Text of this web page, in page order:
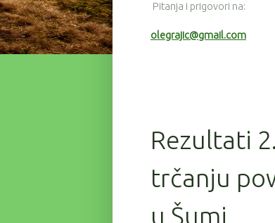
Pitanja i prigovori na:
olegrajic@gmail.com
Rezultati
trčanju
u Šumi